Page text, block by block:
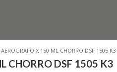
X 150 ML CHORRO DSF 1505 K3
CHORRO DSF 1505 K3
X 150 ML CHORRO DSF 1505 K3
CHORRO DSF 1505 K3